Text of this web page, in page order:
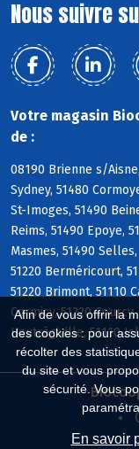
Afin de vous offrir la
des cookies : pour
récolter des
du site et vous
sécurité. Vous
En savoir
Nous suivre
Votre magasin
de :
08190 Brienne s/
Sydney, 51480
St-Imoges, 51490
Reims, 51490 Epoye,
Masmes, 51490
51220 Berméricourt,
51220 Brimont, 51110
Cormicy, 51220
Heutrégiville, 51110